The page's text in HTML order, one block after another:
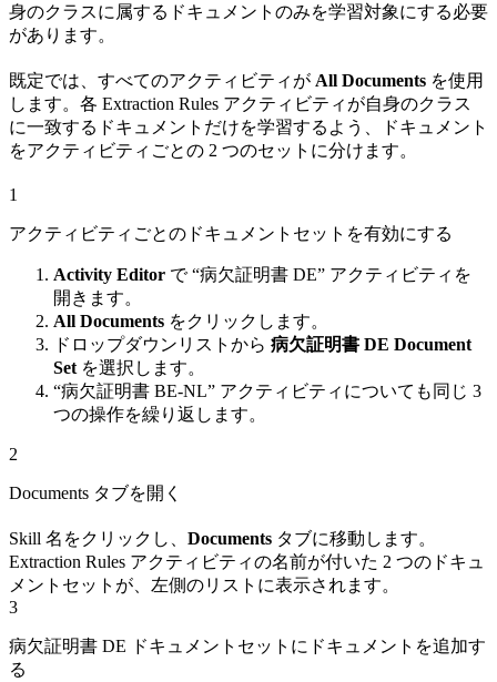
身のクラスに属するドキュメントのみを学習対象にする必要
があります。
既定では、すべてのアクティビティが All Documents を使用
します。各 Extraction Rules アクティビティが自身のクラス
に一致するドキュメントだけを学習するよう、ドキュメント
をアクティビティごとの 2 つのセットに分けます。
1
アクティビティごとのドキュメントセットを有効にする
Activity Editor で “病欠証明書 DE” アクティビティを
開きます。
All Documents をクリックします。
ドロップダウンリストから 病欠証明書 DE Document
Set を選択します。
“病欠証明書 BE-NL” アクティビティについても同じ 3
つの操作を繰り返します。
2
Documents タブを開く
Skill 名をクリックし、 Documents タブに移動します。
Extraction Rules アクティビティの名前が付いた 2 つのドキュ
メントセットが、左側のリストに表示されます。
3
病欠証明書 DE ドキュメントセットにドキュメントを追加す
る